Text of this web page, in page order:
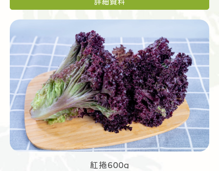
紅捲600g